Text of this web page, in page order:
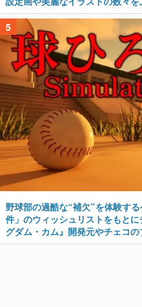
5
野球部の過酷な“補欠”を体験す
件」のウィッシュリストをもと
グダム・カム』開発元やチェコ